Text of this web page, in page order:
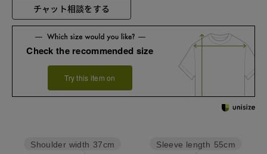
チャット相談をする
Check the recommended size
Try this item on
Sleeve length 55cm
Shoulder width 37cm